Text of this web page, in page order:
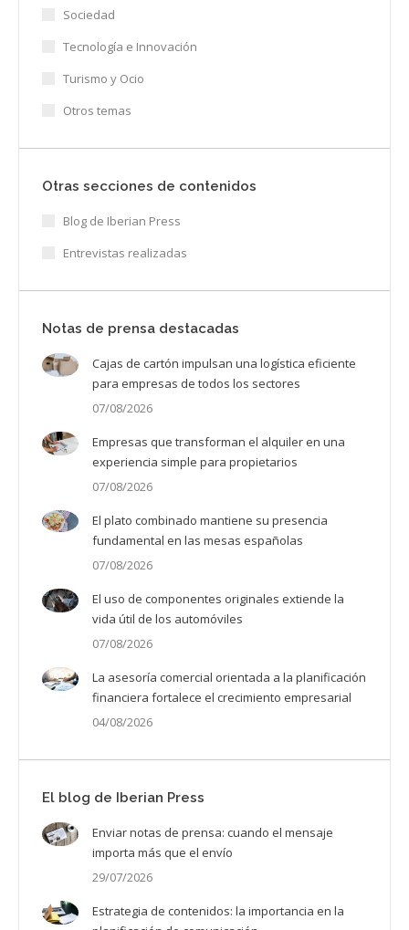
Sociedad
Tecnología e Innovación
Turismo y Ocio
Otros temas
Otras secciones de contenidos
Blog de Iberian Press
Entrevistas realizadas
Notas de prensa destacadas
Cajas de cartón impulsan una logística eficiente
para empresas de todos los sectores
07/08/2026
Empresas que transforman el alquiler en una
experiencia simple para propietarios
07/08/2026
El plato combinado mantiene su presencia
fundamental en las mesas españolas
07/08/2026
El uso de componentes originales extiende la
vida útil de los automóviles
07/08/2026
La asesoría comercial orientada a la planificación
financiera fortalece el crecimiento empresarial
04/08/2026
El blog de Iberian Press
Enviar notas de prensa: cuando el mensaje
importa más que el envío
29/07/2026
Estrategia de contenidos: la importancia en la